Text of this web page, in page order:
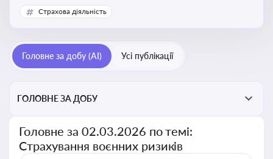
визначають та знижують воєнні ризики для власників
майна, боржників та кредиторів
Страхова діяльність
Головне за добу (AI) Усі публікації
ГОЛОВНЕ ЗА ДОБУ
Головне за 02.03.2026 по темі:
Страхування воєнних ризиків